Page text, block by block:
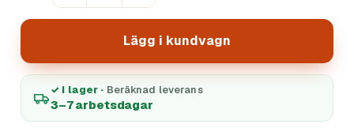
Lägg i kundvagn
✓ I lager · Beräknad leverans
3–7 arbetsdagar